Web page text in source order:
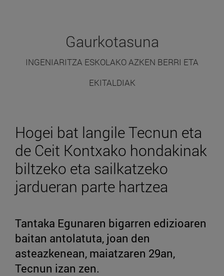
Gaurkotasuna
INGENIARITZA ESKOLAKO AZKEN BERRI ETA
EKITALDIAK
Hogei bat langile Tecnun eta
de Ceit Kontxako hondakinak
biltzeko eta sailkatzeko
jardueran parte hartzea
Tantaka Egunaren bigarren edizioaren
baitan antolatuta, joan den
asteazkenean, maiatzaren 29an,
Tecnun izan zen.